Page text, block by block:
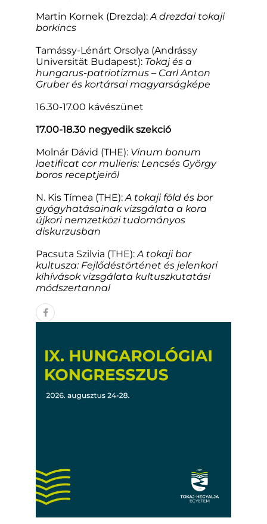
Martin Kornek (Drezda):A drezdai tokaji
borkincs
Tamássy-Lénárt Orsolya (Andrássy
Universität Budapest): Tokaj és a
hungarus-patriotizmus – Carl Anton
Gruber és kortársai magyarságképe
16.30-17.00 kávészünet
17.00-18.30 negyedik szekció
Molnár Dávid (THE): Vinum bonum
laetificat cor mulieris: Lencsés György
boros receptjeiről
N. Kis Tímea (THE):A tokaji föld és bor
gyógyhatásainak vizsgálata a kora
újkori nemzetközi tudományos
diskurzusban
Pacsuta Szilvia (THE):A tokaji bor
kultusza: Fejlődéstörténet és jelenkori
kihívások vizsgálata kultuszkutatási
módszertannal